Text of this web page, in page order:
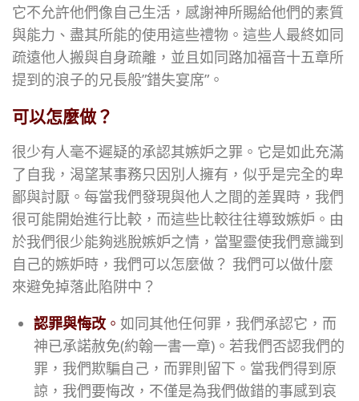
它不允許他們像自己生活，感謝神所賜給他們的素質
與能力、盡其所能的使用這些禮物。這些人最終如同
疏遠他人搬與自身疏離，並且如同路加福音十五章所
提到的浪子的兄長般”錯失宴席”。
可以怎麼做？
很少有人毫不遲疑的承認其嫉妒之罪。它是如此充滿
了自我，渴望某事務只因別人擁有，似乎是完全的卑
鄙與討厭。每當我們發現與他人之間的差異時，我們
很可能開始進行比較，而這些比較往往導致嫉妒。由
於我們很少能夠逃脫嫉妒之情，當聖靈使我們意識到
自己的嫉妒時，我們可以怎麼做？ 我們可以做什麼
來避免掉落此陷阱中？
認罪與悔改 。 如同其他任何罪，我們承認它，而
神已承諾赦免(約翰一書一章)。若我們否認我們的
罪，我們欺騙自己，而罪則留下。當我們得到原
諒，我們要悔改，不僅是為我們做錯的事感到哀